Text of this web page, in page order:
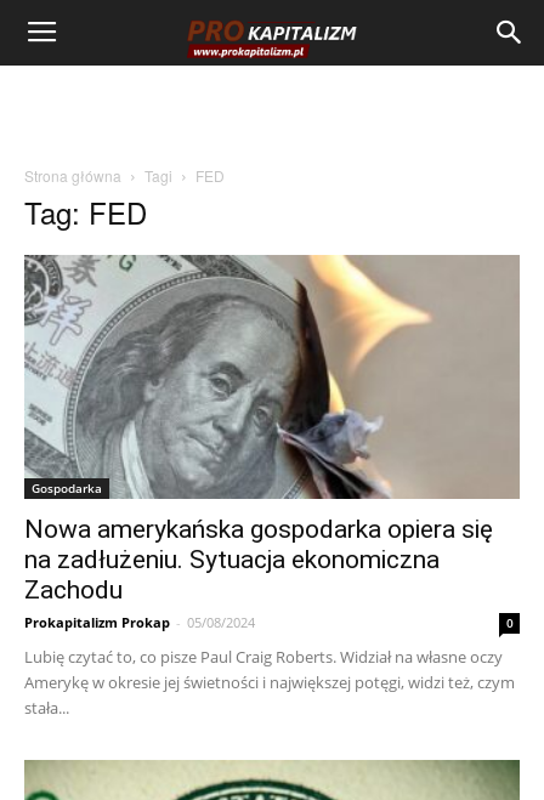
Strona główna Tagi FED
Tag: FED
Gospodarka
Nowa amerykańska gospodarka opiera się
na zadłużeniu. Sytuacja ekonomiczna
Zachodu
Prokapitalizm Prokap - 05/08/2024 0
Lubię czytać to, co pisze Paul Craig Roberts. Widział na własne oczy
Amerykę w okresie jej świetności i największej potęgi, widzi też, czym
stała...